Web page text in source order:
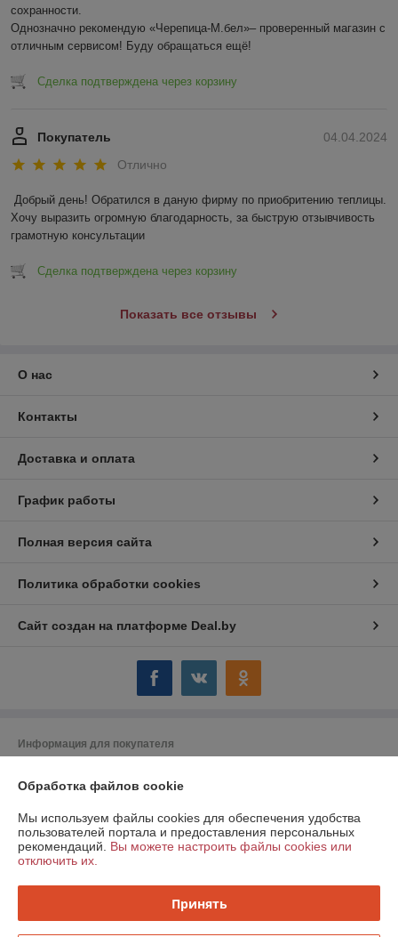
сохранности.
Однозначно рекомендую «Черепица-М.бел»– проверенный магазин с
отличным сервисом! Буду обращаться ещё!
Сделка подтверждена через корзину
04.04.2024
Покупатель
Отлично
Добрый день! Обратился в даную фирму по приобритению теплицы.
Хочу выразить огромную благодарность, за быструю отзывчивость
грамотную консультации
Сделка подтверждена через корзину
Показать все отзывы
О нас
Контакты
Доставка и оплата
График работы
Полная версия сайта
Политика обработки cookies
Сайт создан на платформе Deal.by
Информация для покупателя
г. Могилёв ул. Челюскинцев 72 А
Регистрационный номер ЕГР: 790753053
УНП: 790753053
Дата регистрации компании: 05.09.2011
Обработка файлов cookie
Мы используем файлы cookies для обеспечения удобства
пользователей портала и предоставления персональных
рекомендаций. Вы можете настроить файлы cookies или
отключить их.
Принять